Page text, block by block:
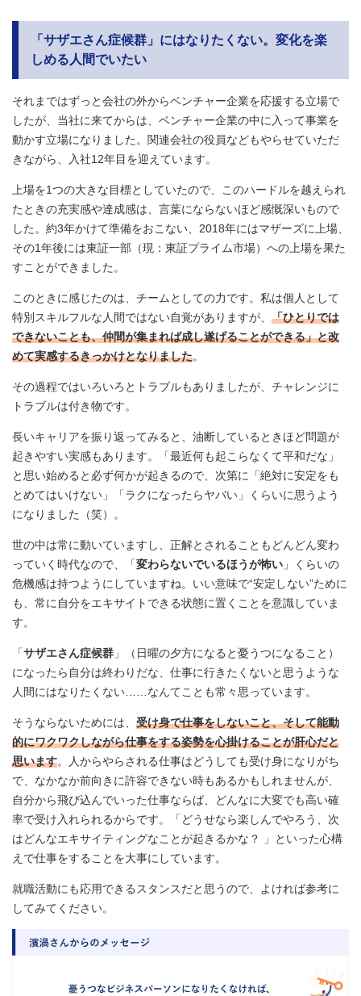
「サザエさん症候群」にはなりたくない。変化を楽
しめる人間でいたい
それまではずっと会社の外からベンチャー企業を応援する立場で
したが、当社に来てからは、ベンチャー企業の中に入って事業を
動かす立場になりました。関連会社の役員などもやらせていただ
きながら、入社12年目を迎えています。
上場を1つの大きな目標としていたので、このハードルを越えられ
たときの充実感や達成感は、言葉にならないほど感慨深いもので
した。約3年かけて準備をおこない、2018年にはマザーズに上場、
その1年後には東証一部（現：東証プライム市場）への上場を果た
すことができました。
このときに感じたのは、チームとしての力です。私は個人として
特別スキルフルな人間ではない自覚がありますが、 「ひとりでは
できないことも、仲間が集まれば成し遂げることができる」と改
めて実感するきっかけとなりました。
その過程ではいろいろとトラブルもありましたが、チャレンジに
トラブルは付き物です。
長いキャリアを振り返ってみると、油断しているときほど問題が
起きやすい実感もあります。「最近何も起こらなくて平和だな」
と思い始めると必ず何かが起きるので、次第に「絶対に安定をも
とめてはいけない」「ラクになったらヤバい」くらいに思うよう
になりました（笑）。
世の中は常に動いていますし、正解とされることもどんどん変わ
っていく時代なので、「変わらないでいるほうが怖い 」くらいの
危機感は持つようにしていますね。いい意味で“安定しない”ために
も、常に自分をエキサイトできる状態に置くことを意識していま
す。
「サザエさん症候群 」（日曜の夕方になると憂うつになること）
になったら自分は終わりだな、仕事に行きたくないと思うような
人間にはなりたくない……なんてことも常々思っています。
そうならないためには、 受け身で仕事をしないこと、そして能動
的にワクワクしながら仕事をする姿勢を心掛けることが肝心だと
思います。人からやらされる仕事はどうしても受け身になりがち
で、なかなか前向きに許容できない時もあるかもしれませんが、
自分から飛び込んでいった仕事ならば、どんなに大変でも高い確
率で受け入れられるからです。「どうせなら楽しんでやろう、次
はどんなエキサイティングなことが起きるかな？ 」といった心構
えで仕事をすることを大事にしています。
就職活動にも応用できるスタンスだと思うので、よければ参考に
してみてください。